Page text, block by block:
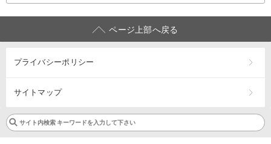
ページ上部へ戻る
プライバシーポリシー
サイトマップ